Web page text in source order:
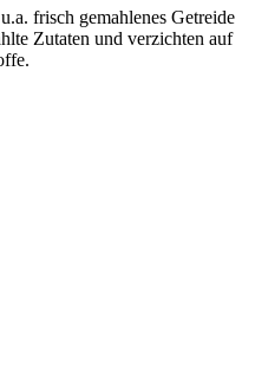
frisch gemahlenes Getreide
Zutaten und verzichten auf